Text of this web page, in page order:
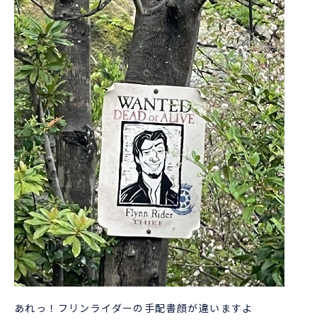
あれっ！フリンライダーの手配書顔が違いますよ